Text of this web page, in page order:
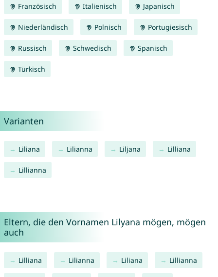
Französisch Italienisch Japanisch
Niederländisch Polnisch Portugiesisch
Russisch Schwedisch Spanisch
Türkisch
Varianten
Liliana Lilianna Liljana Lilliana
Lillianna
Eltern, die den Vornamen Lilyana mögen, mögen
auch
Lilliana Lilianna Liliana Lillianna